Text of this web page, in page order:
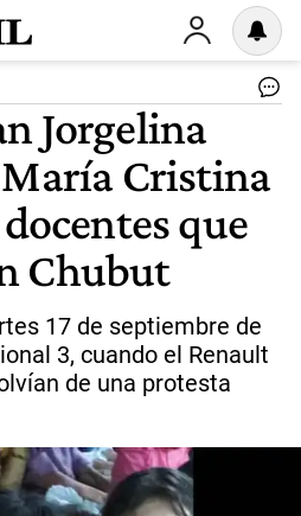
Jorgelina
Cristina
que
Chubut
17 de septiembre de
3, cuando el Renault
de una protesta